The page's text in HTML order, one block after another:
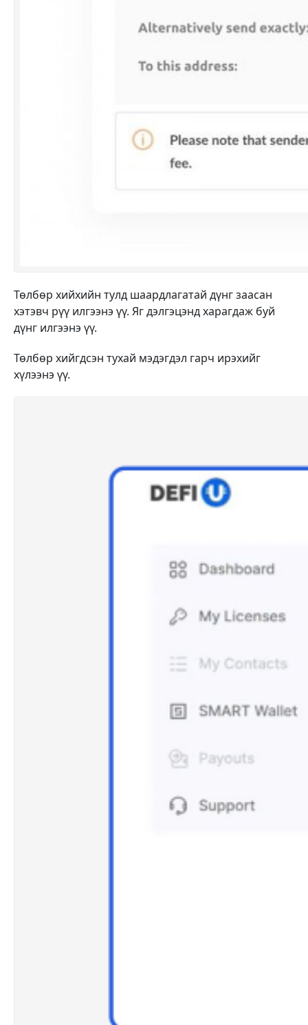
Төлбөр хийхийн тулд шаардлагатай дүнг заасан
хэтэвч рүү илгээнэ үү. Яг дэлгэцэнд харагдаж буй
дүнг илгээнэ үү.
Төлбөр хийгдсэн тухай мэдэгдэл гарч ирэхийг
хүлээнэ үү.